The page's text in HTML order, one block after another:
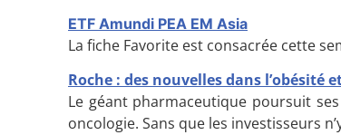
ETF Amundi PEA EM Asia
La fiche Favorite est consacrée cette
Roche : des nouvelles dans l’obésité
Le géant pharmaceutique poursuit
oncologie. Sans que les investisseurs